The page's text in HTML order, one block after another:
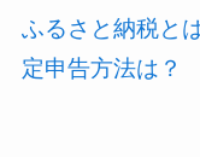
ふるさと納税と
定申告方法は？